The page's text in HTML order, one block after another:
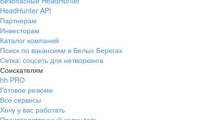
HeadHunter API
Партнерам
Инвесторам
Каталог компаний
Поиск по вакансиям в Белых Берегах
Сетка: соцсеть для нетворкинга
Соискателям
hh PRO
Готовое резюме
Все сервисы
Хочу у вас работать